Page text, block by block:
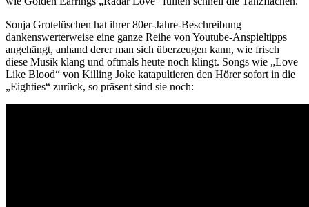
Sonja Grotelüschen hat ihrer 80er-Jahre-Beschreibung
dankenswerterweise eine ganze Reihe von Youtube-Anspieltipps
angehängt, anhand derer man sich überzeugen kann, wie frisch
diese Musik klang und oftmals heute noch klingt. Songs wie „Love
Like Blood“ von Killing Joke katapultieren den Hörer sofort in die
„Eighties“ zurück, so präsent sind sie noch: